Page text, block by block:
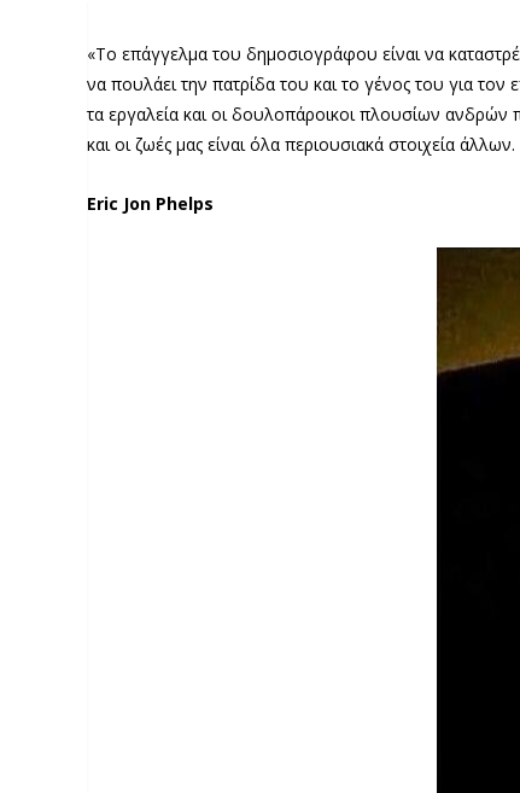
«Το επάγγελμα του δημοσιογράφου είναι να
να πουλάει την πατρίδα του και το γένος του για τον
τα εργαλεία και οι δουλοπάροικοι πλουσίων ανδρών
και οι ζωές μας είναι όλα περιουσιακά στοιχεία
Eric Jon Phelps